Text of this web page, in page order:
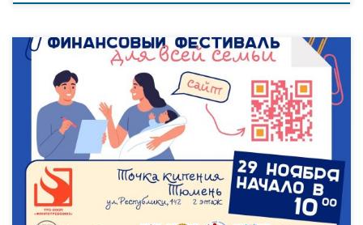
Тюменское региональное отделение общероссийской общественной
организации «Союз защиты прав потребителей финансовых услуг» объявляет о
проведении 29 ноября 2022 года в Тюмени Второго регионального
«Финансового фестиваля